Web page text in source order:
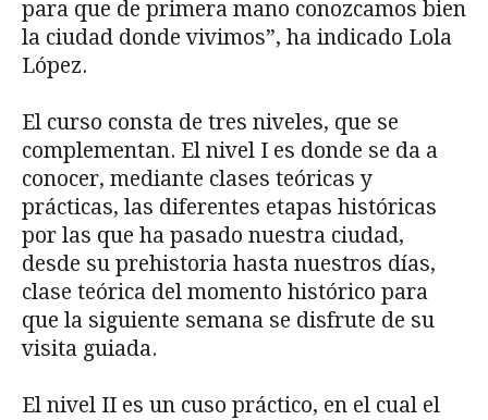
para que de primera mano conozcamos bien
la ciudad donde vivimos”, ha indicado Lola
López.
El curso consta de tres niveles, que se
complementan. El nivel I es donde se da a
conocer, mediante clases teóricas y
prácticas, las diferentes etapas históricas
por las que ha pasado nuestra ciudad,
desde su prehistoria hasta nuestros días,
clase teórica del momento histórico para
que la siguiente semana se disfrute de su
visita guiada.
El nivel II es un cuso práctico, en el cual el